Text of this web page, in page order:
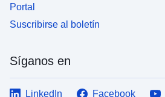
Portal
Suscribirse al boletín
Síganos en
LinkedIn Facebook